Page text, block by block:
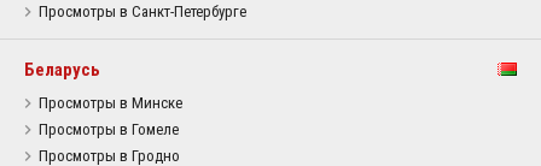
Просмотры в Санкт-Петербурге
Беларусь
Просмотры в Минске
Просмотры в Гомеле
Просмотры в Гродно